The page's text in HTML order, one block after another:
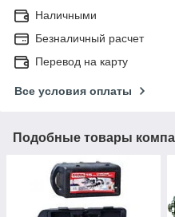
Наличными
Безналичный расчет
Перевод на карту
Все условия оплаты
Подобные товары